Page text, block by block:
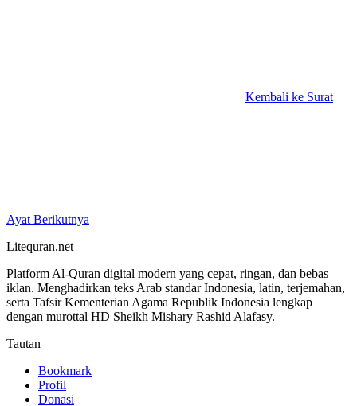
Kembali ke Surat
Ayat Berikutnya
Litequran.net
Platform Al-Quran digital modern yang cepat, ringan, dan bebas
iklan. Menghadirkan teks Arab standar Indonesia, latin, terjemahan,
serta Tafsir Kementerian Agama Republik Indonesia lengkap
dengan murottal HD Sheikh Mishary Rashid Alafasy.
Tautan
Bookmark
Profil
Donasi